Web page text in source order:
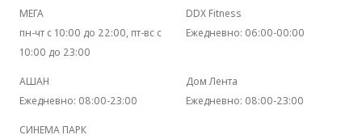
МЕГА
пн-чт с 10:00 до 22:00, пт-вс с
10:00 до 23:00
DDX Fitness
Ежедневно: 06:00-00:00
АШАН
Ежедневно: 08:00-23:00
Дом Лента
Ежедневно: 08:00-23:00
СИНЕМА ПАРК